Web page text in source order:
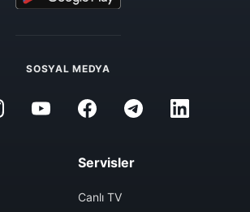
SOSYAL MEDYA
Servisler
Canlı TV